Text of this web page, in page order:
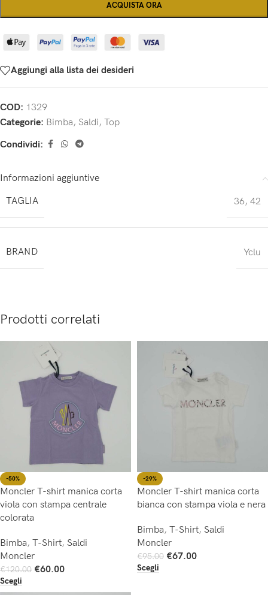
ACQUISTA ORA
Aggiungi alla lista dei desideri
COD: 1329
Categorie: Bimba, Saldi, Top
Condividi:
Informazioni aggiuntive
TAGLIA
36, 42
BRAND Yclu
Prodotti correlati
-50%
Moncler T-shirt manica corta
viola con stampa centrale
colorata
Bimba, T-Shirt, Saldi
Moncler
€120.00 €60.00
Scegli
-29%
Moncler T-shirt manica corta
bianca con stampa viola e nera
Bimba, T-Shirt, Saldi
Moncler
€95.00 €67.00
Scegli